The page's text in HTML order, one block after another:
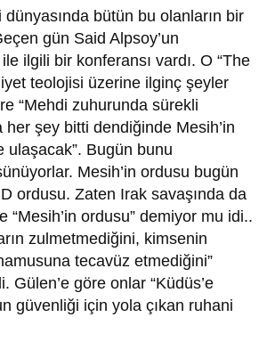
dünyasında bütün bu olanların bir
gün Said Alpsoy’un
ilgili bir konferansı vardı. O “The
teolojisi üzerine ilginç şeyler
“Mehdi zuhurunda sürekli
şey bitti dendiğinde Mesih’in
ulaşacak”. Bugün bunu
Mesih’in ordusu bugün
ordusu. Zaten Irak savaşında da
“Mesih’in ordusu” demiyor mu idi..
zulmetmediğini, kimsenin
tecavüz etmediğini”
Gülen’e göre onlar “Küdüs’e
güvenliği için yola çıkan ruhani